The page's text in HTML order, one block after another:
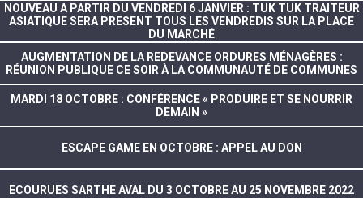
NOUVEAU A PARTIR DU VENDREDI 6 JANVIER : TUK TUK TRAITEUR
ASIATIQUE SERA PRESENT TOUS LES VENDREDIS SUR LA PLACE
DU MARCHÉ
AUGMENTATION DE LA REDEVANCE ORDURES MÉNAGÈRES :
RÉUNION PUBLIQUE CE SOIR À LA COMMUNAUTÉ DE COMMUNES
MARDI 18 OCTOBRE : CONFÉRENCE « PRODUIRE ET SE NOURRIR
DEMAIN »
ESCAPE GAME EN OCTOBRE : APPEL AU DON
ECOURUES SARTHE AVAL DU 3 OCTOBRE AU 25 NOVEMBRE 2022